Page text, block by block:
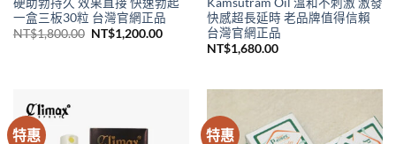
一盒三板30粒 台灣官網正品
NT$1,800.00 原
NT$1,200.00目
快感超長延時 老品牌值得信賴
台灣官網正品
NT$1,680.00
特惠 特惠